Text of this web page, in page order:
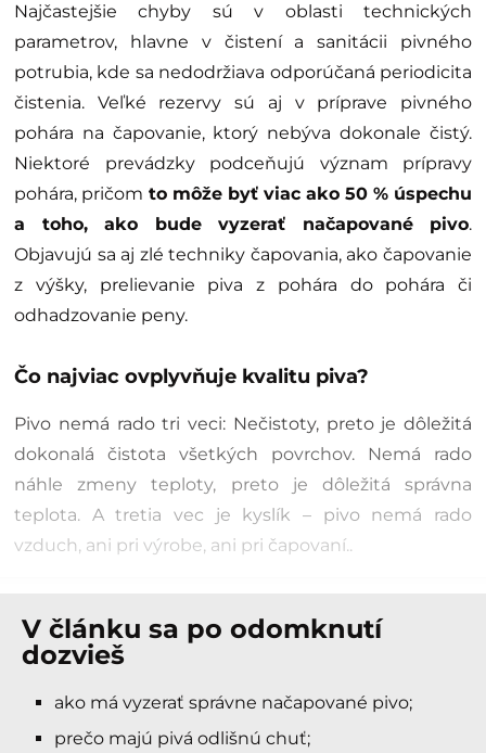
Najčastejšie chyby sú v oblasti technických
parametrov, hlavne v čistení a sanitácii pivného
potrubia, kde sa nedodržiava odporúčaná periodicita
čistenia. Veľké rezervy sú aj v príprave pivného
pohára na čapovanie, ktorý nebýva dokonale čistý.
Niektoré prevádzky podceňujú význam prípravy
pohára, pričom to môže byť viac ako 50 % úspechu
a toho, ako bude vyzerať načapované pivo.
Objavujú sa aj zlé techniky čapovania, ako čapovanie
z výšky, prelievanie piva z pohára do pohára či
odhadzovanie peny.
Čo najviac ovplyvňuje kvalitu piva?
Pivo nemá rado tri veci: Nečistoty, preto je dôležitá
dokonalá čistota všetkých povrchov. Nemá rado
náhle zmeny teploty, preto je dôležitá správna
teplota. A tretia vec je kyslík – pivo nemá rado
vzduch, ani pri výrobe, ani pri čapovaní..
V článku sa po odomknutí
dozvieš
ako má vyzerať správne načapované pivo;
prečo majú pivá odlišnú chuť;